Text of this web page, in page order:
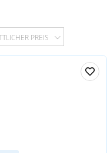
PREIS